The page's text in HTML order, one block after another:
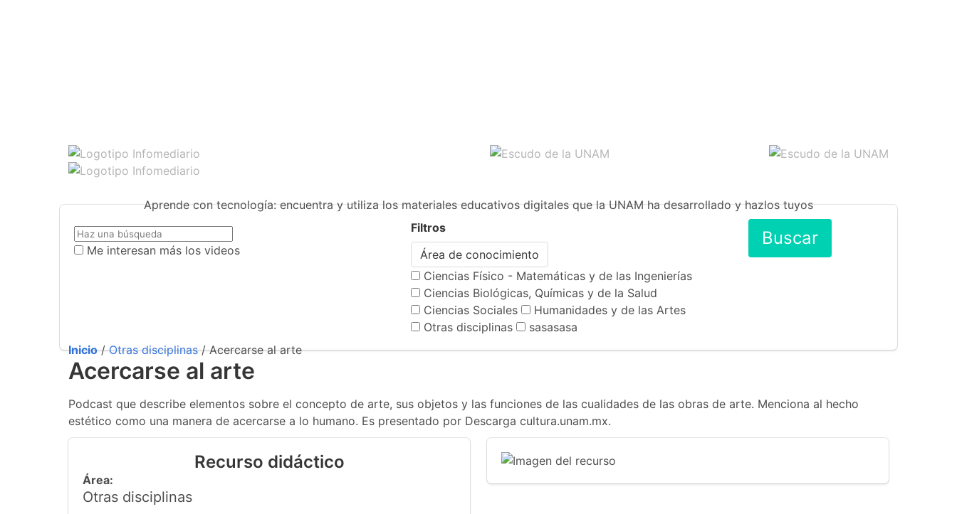
Aprende con tecnología: encuentra y utiliza los materiales educativos digitales que la UNAM ha desarrollado y hazlos tuyos
Me interesan más los videos
Filtros
Área de conocimiento
Ciencias Físico - Matemáticas y de las Ingenierías
Ciencias Biológicas, Químicas y de la Salud
Ciencias Sociales
Humanidades y de las Artes
Otras disciplinas
sasasasa
Buscar
Inicio/Otras disciplinas/ Acercarse al arte
Acercarse al arte
Podcast que describe elementos sobre el concepto de arte, sus objetos y las funciones de las cualidades de las obras de arte. Menciona al hecho
estético como una manera de acercarse a lo humano. Es presentado por Descarga cultura.unam.mx.
Recurso didáctico
Área:
Otras disciplinas